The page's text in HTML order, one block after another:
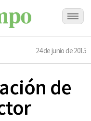
24 de junio de 2015
de